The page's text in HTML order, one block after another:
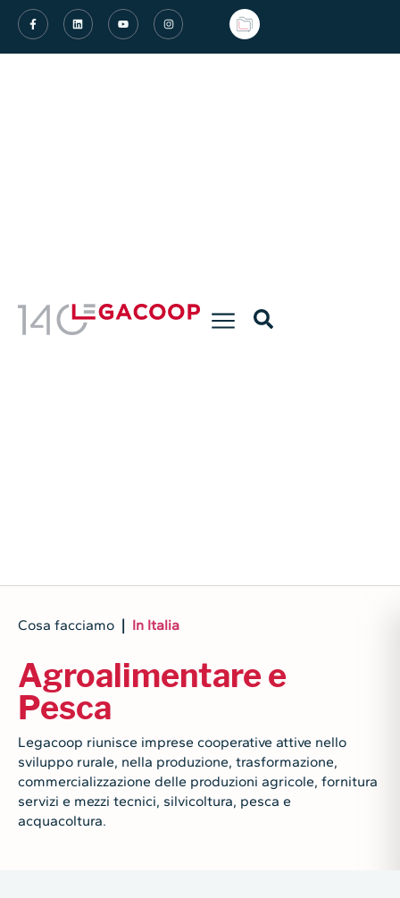
Cosa facciamo In Italia
Agroalimentare e
Pesca
Legacoop riunisce imprese cooperative attive nello
sviluppo rurale, nella produzione, trasformazione,
commercializzazione delle produzioni agricole, fornitura
servizi e mezzi tecnici, silvicoltura, pesca e
acquacoltura.